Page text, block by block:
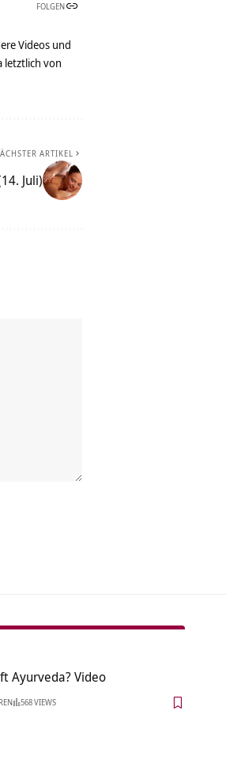
FOLGEN
Videos und
letztlich von
ARTIKEL
Juli)
Ayurveda? Video
568 VIEWS